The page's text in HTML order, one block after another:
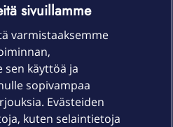
sivuillamme
varmistaaksemme
sen käyttöä ja
sopivampaa
Evästeiden
kuten selaintietoja